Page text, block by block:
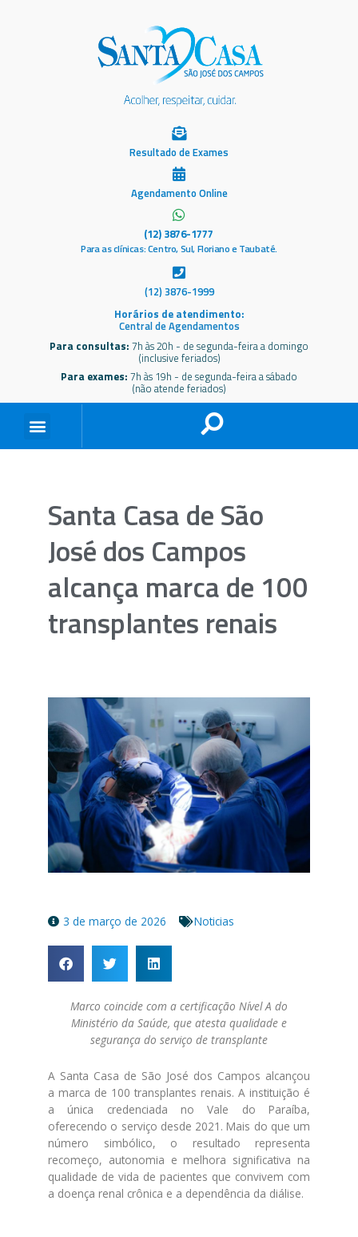
Resultado de Exames
Agendamento Online
(12) 3876-1777
Para as clínicas: Centro, Sul, Floriano e Taubaté.
(12) 3876-1999
Horários de atendimento:
Central de Agendamentos
Para consultas: 7h às 20h - de segunda-feira a domingo
(inclusive feriados)
Para exames: 7h às 19h - de segunda-feira a sábado
(não atende feriados)
Santa Casa de São
José dos Campos
alcança marca de 100
transplantes renais
3 de março de 2026 Noticias
Marco coincide com a certificação Nível A do
Ministério da Saúde, que atesta qualidade e
segurança do serviço de transplante
A Santa Casa de São José dos Campos alcançou
a marca de 100 transplantes renais. A instituição é
a única credenciada no Vale do Paraíba,
oferecendo o serviço desde 2021. Mais do que um
número simbólico, o resultado representa
recomeço, autonomia e melhora significativa na
qualidade de vida de pacientes que convivem com
a doença renal crônica e a dependência da diálise.